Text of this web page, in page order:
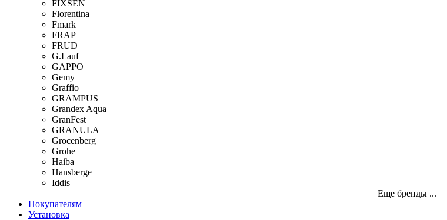
FIXSEN
Florentina
Fmark
FRAP
FRUD
G.Lauf
GAPPO
Gemy
Graffio
GRAMPUS
Grandex Aqua
GranFest
GRANULA
Grocenberg
Grohe
Haiba
Hansberge
Iddis
Еще бренды ...
Покупателям
Установка